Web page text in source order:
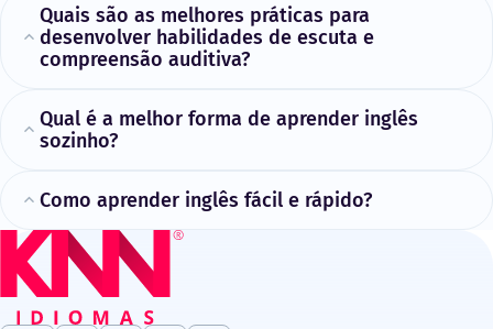
Quais são as melhores práticas para
desenvolver habilidades de escuta e
compreensão auditiva?
Qual é a melhor forma de aprender inglês
sozinho?
Como aprender inglês fácil e rápido?